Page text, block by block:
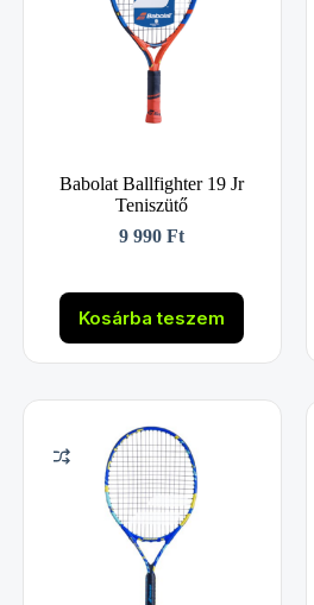
Babolat Ballfighter 19 Jr
Teniszütő
9 990Ft
Kosárba teszem